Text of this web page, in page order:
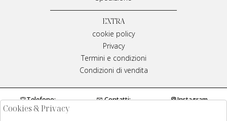
EXTRA
cookie policy
Privacy
Termini e condizioni
Condizioni di vendita
Telefono:
0984970429
Contatti:
Instagram
Cookies & Privacy